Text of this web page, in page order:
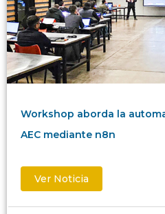
Workshop aborda la
AEC mediante n8n
Ver Noticia